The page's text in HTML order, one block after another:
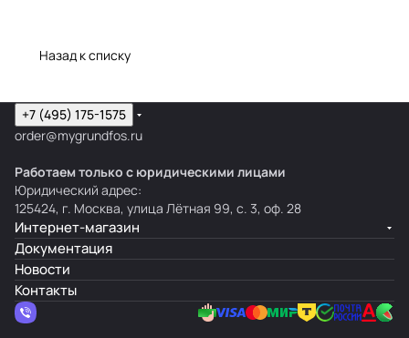
Назад к списку
+7 (495) 175-1575
order@mygrundfos.ru
Работаем только с юридическими лицами
Юридический адрес:
125424, г. Москва, улица Лётная 99, с. 3, оф. 28
Интернет-магазин
Документация
Новости
Контакты